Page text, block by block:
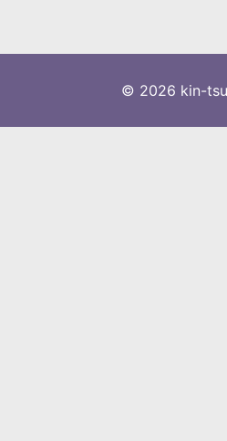
© 2026 kin-